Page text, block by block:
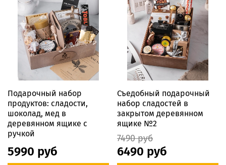
Подарочный набор
продуктов: сладости,
шоколад, мед в
деревянном ящике с
ручкой
5990 руб
Съедобный подарочный
набор сладостей в
закрытом деревянном
ящике №2
7490 руб
6490 руб